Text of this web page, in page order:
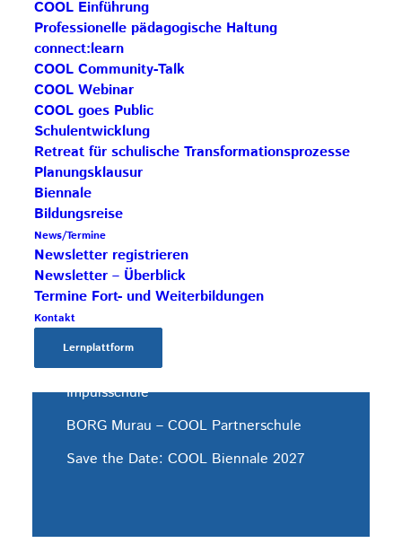
COOL Einführung
Professionelle pädagogische Haltung
connect:learn
COOL Community-Talk
COOL Webinar
COOL goes Public
Schulentwicklung
Retreat für schulische Transformationsprozesse
Planungsklausur
Biennale
Bildungsreise
News/Termine
Newsletter registrieren
Newsletter – Überblick
Termine Fort- und Weiterbildungen
Kontakt
Lernplattform
trugen maßgeblich zum Erfolg des COOL-Tags bei.
Text: Hanna Lametschwandtner-Gugerell
AKTUELLE BEITRÄGE
Save the Date: COOL Biennale 2027
BG Zaunergasse SBG – Partnerschule
Rezertifizierung HAK Neumarkt –
Impulsschule
BORG Murau – COOL Partnerschule
Save the Date: COOL Biennale 2027